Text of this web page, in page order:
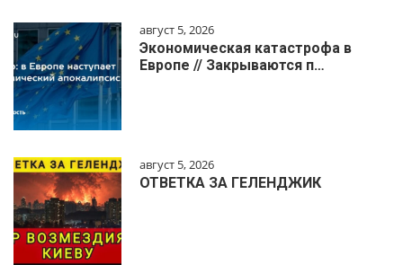
август 5, 2026
Экономическая катастрофа в
Европе // Закрываются п…
август 5, 2026
ОТВЕТКА ЗА ГЕЛЕНДЖИК